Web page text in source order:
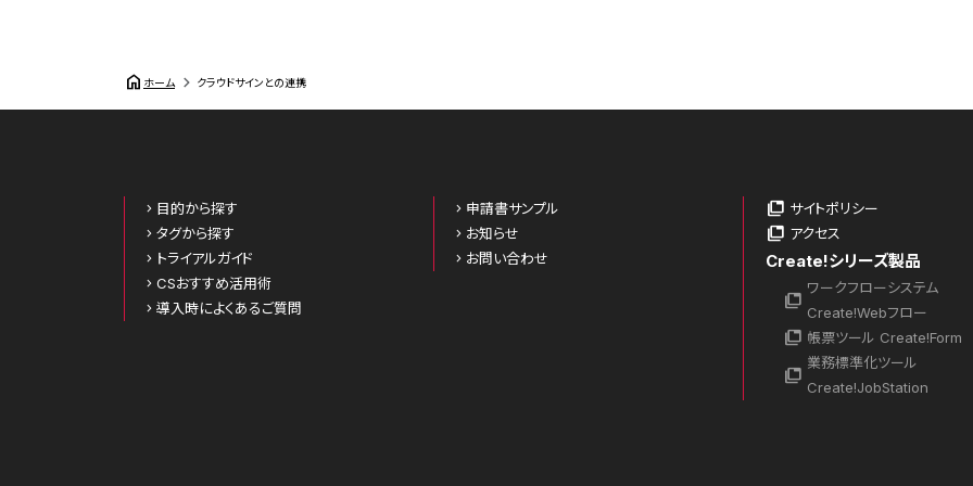
home ホーム クラウドサインとの連携
目的から探す
タグから探す
トライアルガイド
CSおすすめ活用術
導入時によくあるご質問
申請書サンプル
お知らせ
お問い合わせ
サイトポリシー
アクセス
Create!シリーズ製品
ワークフローシステム
Create!Webフロー
帳票ツール Create!Form
業務標準化ツール
Create!JobStation